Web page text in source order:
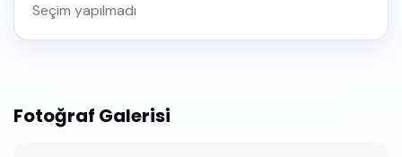
Seçim yapılmadı
Fotoğraf Galerisi